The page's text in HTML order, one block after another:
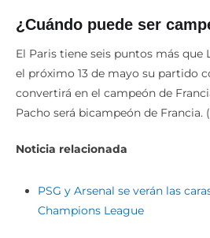
¿Cuándo puede ser
El Paris tiene seis puntos más que
el próximo 13 de mayo su partido
convertirá en el campeón de
Pacho será bicampeón de Francia.
Noticia relacionada
PSG y Arsenal se verán las
Champions League